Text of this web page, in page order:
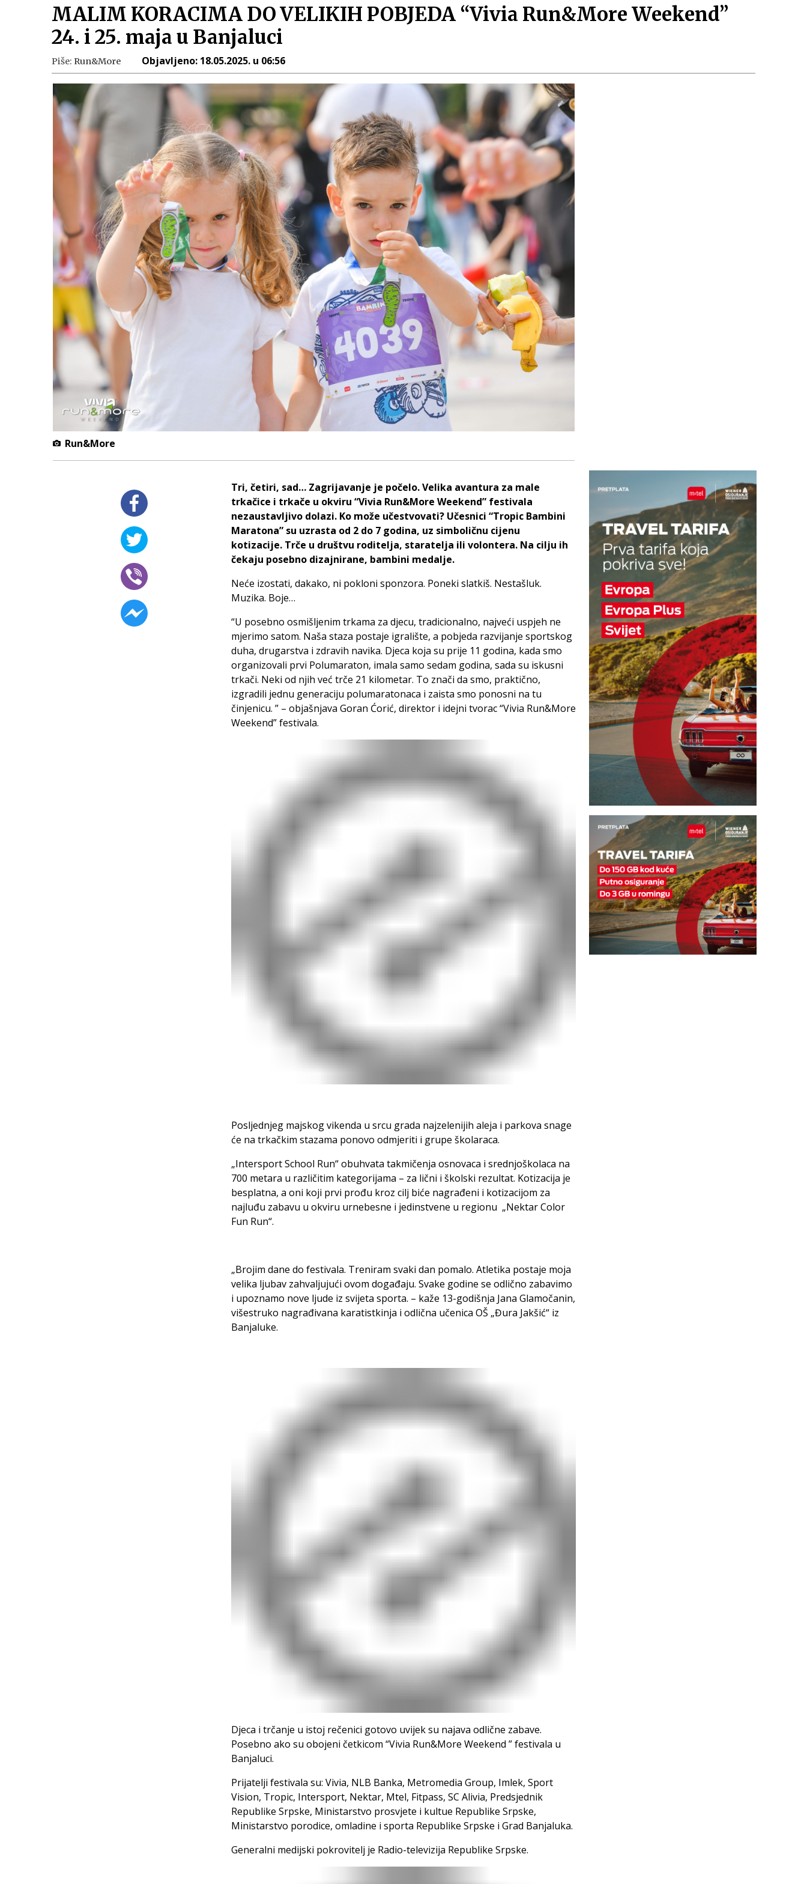
MALIM KORACIMA DO VELIKIH POBJEDA “Vivia Run&More Weekend”
24. i 25. maja u Banjaluci
Piše: Run&More Objavljeno: 18.05.2025. u 06:56
Run&More
Tri, četiri, sad… Zagrijavanje je počelo. Velika avantura za male
trkačice i trkače u okviru “Vivia Run&More Weekend” festivala
nezaustavljivo dolazi. Ko može učestvovati? Učesnici “Tropic Bambini
Maratona” su uzrasta od 2 do 7 godina, uz simboličnu cijenu
kotizacije. Trče u društvu roditelja, staratelja ili volontera. Na cilju ih
čekaju posebno dizajnirane, bambini medalje.
Neće izostati, dakako, ni pokloni sponzora. Poneki slatkiš. Nestašluk.
Muzika. Boje…
“U posebno osmišljenim trkama za djecu, tradicionalno, najveći uspjeh ne
mjerimo satom. Naša staza postaje igralište, a pobjeda razvijanje sportskog
duha, drugarstva i zdravih navika. Djeca koja su prije 11 godina, kada smo
organizovali prvi Polumaraton, imala samo sedam godina, sada su iskusni
trkači. Neki od njih već trče 21 kilometar. To znači da smo, praktično,
izgradili jednu generaciju polumaratonaca i zaista smo ponosni na tu
činjenicu. ” – objašnjava Goran Ćorić, direktor i idejni tvorac “Vivia Run&More
Weekend” festivala.
Posljednjeg majskog vikenda u srcu grada najzelenijih aleja i parkova snage
će na trkačkim stazama ponovo odmjeriti i grupe školaraca.
„Intersport School Run“ obuhvata takmičenja osnovaca i srednjoškolaca na
700 metara u različitim kategorijama – za lični i školski rezultat. Kotizacija je
besplatna, a oni koji prvi prođu kroz cilj biće nagrađeni i kotizacijom za
najluđu zabavu u okviru urnebesne i jedinstvene u regionu „Nektar Color
Fun Run“.
„Brojim dane do festivala. Treniram svaki dan pomalo. Atletika postaje moja
velika ljubav zahvaljujući ovom događaju. Svake godine se odlično zabavimo
i upoznamo nove ljude iz svijeta sporta. – kaže 13-godišnja Jana Glamočanin,
višestruko nagrađivana karatistkinja i odlična učenica OŠ „Đura Jakšić“ iz
Banjaluke.
Djeca i trčanje u istoj rečenici gotovo uvijek su najava odlične zabave.
Posebno ako su obojeni četkicom “Vivia Run&More Weekend ” festivala u
Banjaluci.
Prijatelji festivala su: Vivia, NLB Banka, Metromedia Group, Imlek, Sport
Vision, Tropic, Intersport, Nektar, Mtel, Fitpass, SC Alivia, Predsjednik
Republike Srpske, Ministarstvo prosvjete i kultue Republike Srpske,
Ministarstvo porodice, omladine i sporta Republike Srpske i Grad Banjaluka.
Generalni medijski pokrovitelj je Radio-televizija Republike Srpske.